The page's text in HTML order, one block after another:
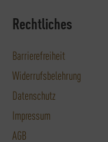
Rechtliches
Barrierefreiheit
Widerrufsbelehrung
Datenschutz
Impressum
AGB